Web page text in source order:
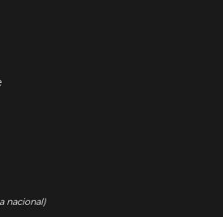
nacional)